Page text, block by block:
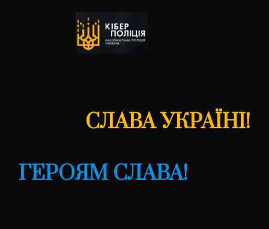
СЛАВА УКРАЇНІ!
ГЕРОЯМ СЛАВА!